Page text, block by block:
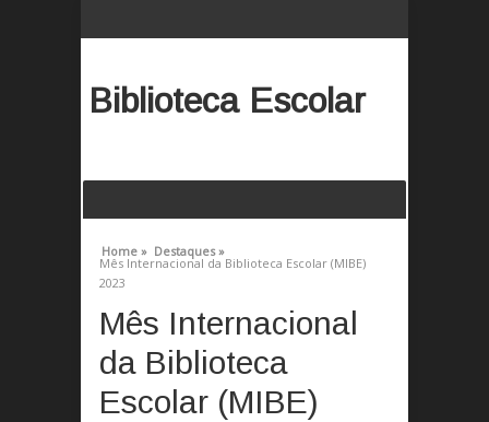
Biblioteca Escolar
Home » Destaques »
Mês Internacional da Biblioteca Escolar (MIBE)
2023
Mês Internacional
da Biblioteca
Escolar (MIBE)